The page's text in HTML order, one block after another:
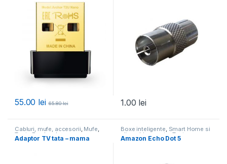
55.00 lei 65.80lei 1.00 lei
Cabluri, mufe, accesorii, Mufe,
Toate Produsele
Adaptor TV tata – mama
Boxe inteligente, Smart Home si
alte echipamente Toate
Produsele
Amazon Echo Dot 5